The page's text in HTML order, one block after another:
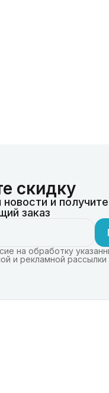
скидку
и
заказ
на обработку
и рекламной рассылки